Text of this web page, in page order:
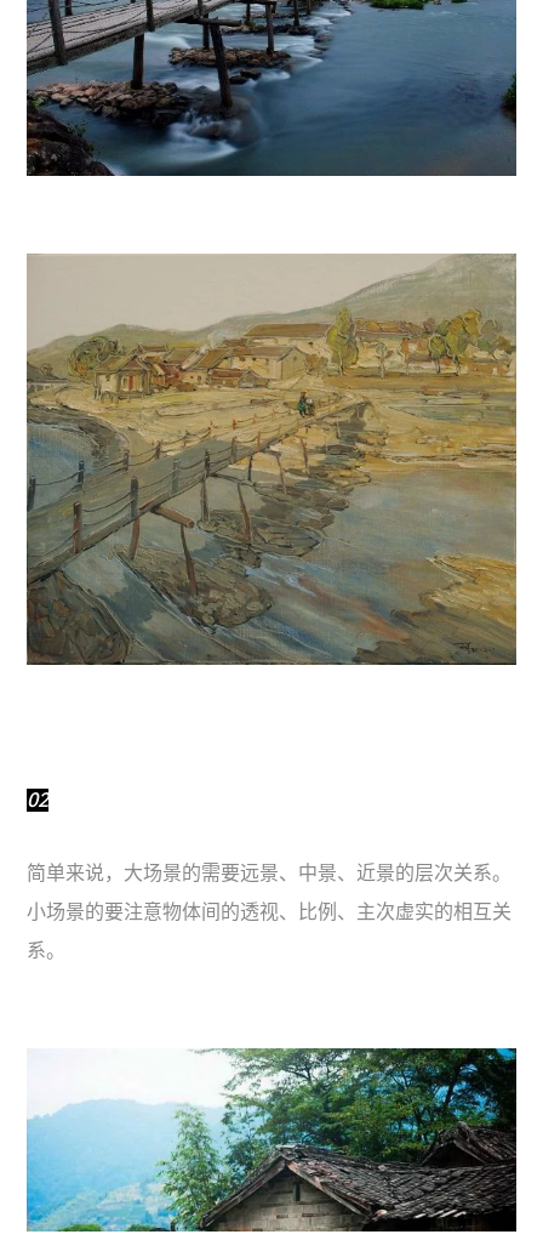
02
简单来说，大场景的需要远景、中景、近景的层次关系。
小场景的要注意物体间的透视、比例、主次虚实的相互关
系。